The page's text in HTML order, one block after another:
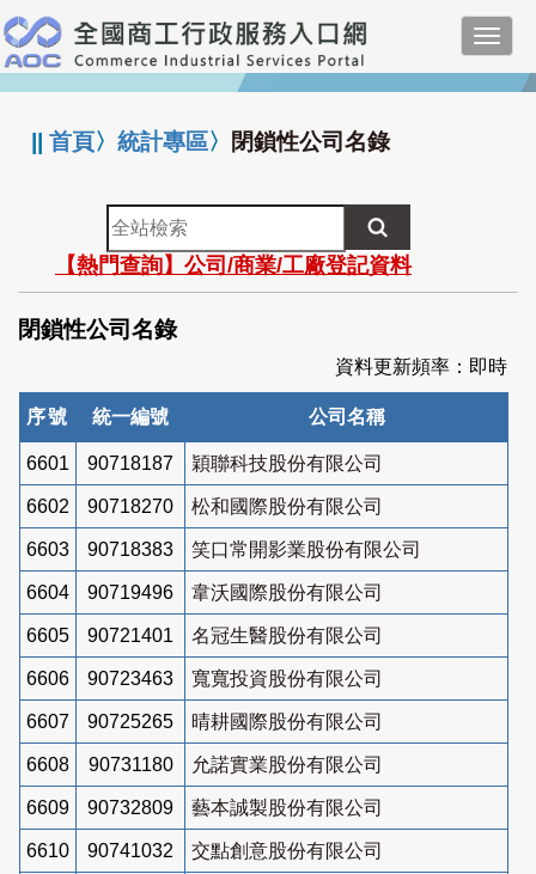
跳
到
主
要
:::
||首頁〉統計專區〉 閉鎖性公司名錄
全
站
檢
索
【熱門查詢】公司/商業/工廠登記資料
閉鎖性公司名錄
資料更新頻率：即時
序號 統一編號 公司名稱
6601 90718187 穎聯科技股份有限公司
6602 90718270 松和國際股份有限公司
6603 90718383 笑口常開影業股份有限公司
6604 90719496 韋沃國際股份有限公司
6605 90721401 名冠生醫股份有限公司
6606 90723463 寬寬投資股份有限公司
6607 90725265 晴耕國際股份有限公司
6608 90731180 允諾實業股份有限公司
6609 90732809 藝本誠製股份有限公司
6610 90741032 交點創意股份有限公司